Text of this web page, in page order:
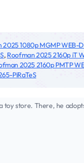
2025 1080p MGMP WEB-
, Roofman 2025 2160p iT
2025 2160p PMTP
PiRaTeS
store. There, he